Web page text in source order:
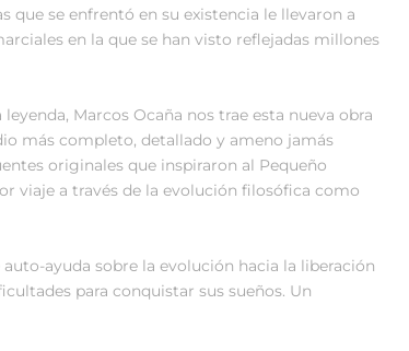
que se enfrentó en su existencia le llevaron a
en la que se han visto reflejadas millones
Marcos Ocaña nos trae esta nueva obra
más completo, detallado y ameno jamás
originales que inspiraron al Pequeño
viaje a través de la evolución filosófica como
ayuda sobre la evolución hacia la liberación
para conquistar sus sueños. Un